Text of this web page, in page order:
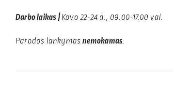
Darbo laikas |Kovo 22-24 d., 09.00-17.00 val.
Parodos lankymasnemokamas.